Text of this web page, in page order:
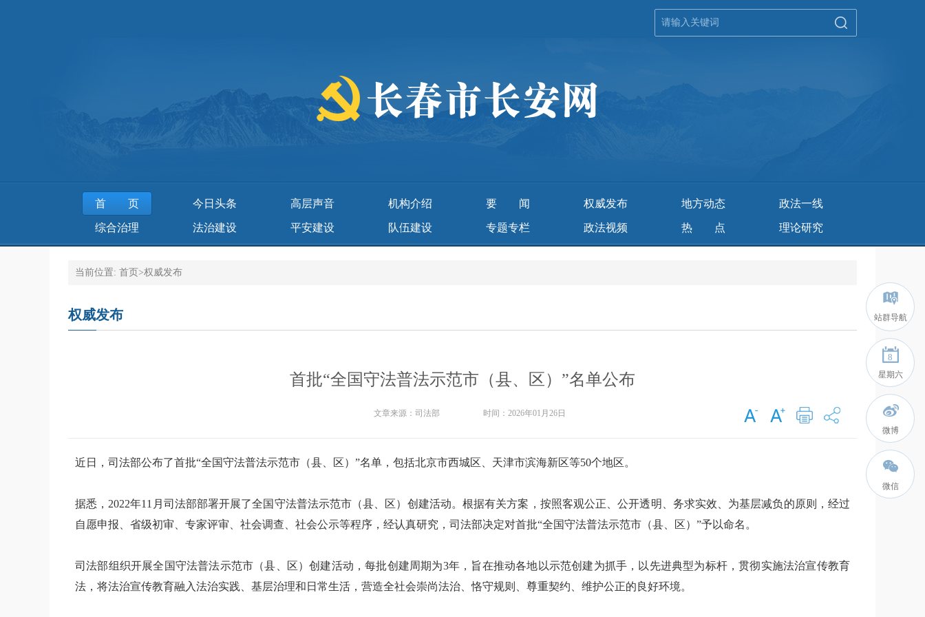
首页 今日头条 高层声音 机构介绍 要 闻 权威发布 地方动态 政法一线
综合治理 法治建设 平安建设 队伍建设 专题专栏 政法视频 热 点 理论研究
当前位置: 首页 >权威发布
权威发布
首批“全国守法普法示范市（县、区）”名单公布
文章来源： 司法部 时间： 2026年01月26日
近日，司法部公布了首批“全国守法普法示范市（县、区）”名单，包括北京市西城区、天津市滨海新区等50个地区。
据悉，2022年11月司法部部署开展了全国守法普法示范市（县、区）创建活动。根据有关方案，按照客观公正、公开透明、务求实效、为基层减负的原则，经过
自愿申报、省级初审、专家评审、社会调查、社会公示等程序，经认真研究，司法部决定对首批“全国守法普法示范市（县、区）”予以命名。
司法部组织开展全国守法普法示范市（县、区）创建活动，每批创建周期为3年，旨在推动各地以示范创建为抓手，以先进典型为标杆，贯彻实施法治宣传教育
法，将法治宣传教育融入法治实践、基层治理和日常生活，营造全社会崇尚法治、恪守规则、尊重契约、维护公正的良好环境。
站群导航
8
星期六
微博
微信